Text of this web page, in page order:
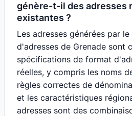
génère-t-il des adresses
existantes ?
Les adresses générées par
d'adresses de Grenade sont
spécifications de format
réelles, y compris les noms
règles correctes de
et les caractéristiques
adresses sont des